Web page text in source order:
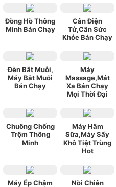
Đồng Hồ Thông
Minh Bán Chạy
Cân Điện
Tử,Cân Sức
Khỏe Bán Chạy
Đèn Bắt Muỗi,
Máy Bắt Muỗi
Bán Chạy
Máy
Massage,Mát
Xa Bán Chạy
Mọi Thời Đại
Chuông Chống
Trộm Thông
Minh
Máy Hâm
Sữa,Máy Sấy
Khô Tiệt Trùng
Hot
Máy Ép Chậm
Nồi Chiên